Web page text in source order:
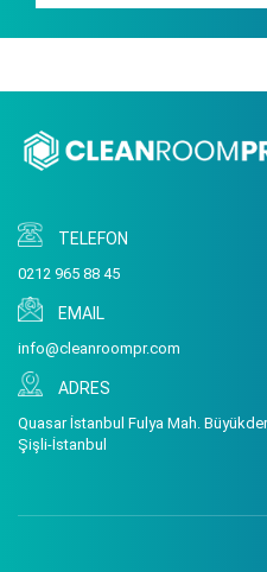
TELEFON
0212 965 88 45
EMAIL
info@cleanroompr.com
ADRES
Quasar İstanbul Fulya Mah.
Şişli-İstanbul